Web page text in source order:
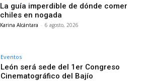
La guía imperdible de dónde comer
chiles en nogada
Karina Alcántara - 6 agosto, 2026
Eventos
León será sede del 1er Congreso
Cinematográfico del Bajío